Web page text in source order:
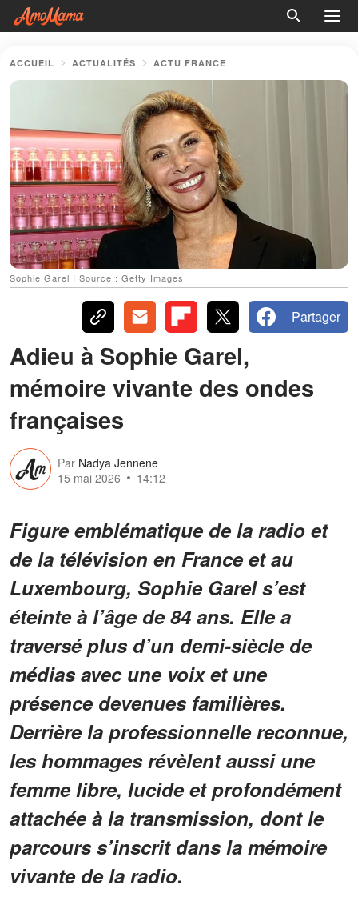
ACCUEIL ACTUALITÉS ACTU FRANCE
Sophie Garel I Source : Getty Images
Partager
Adieu à Sophie Garel,
mémoire vivante des ondes
françaises
Par Nadya Jennene
15 mai 2026
14:12
Figure emblématique de la radio et
de la télévision en France et au
Luxembourg, Sophie Garel s’est
éteinte à l’âge de 84 ans. Elle a
traversé plus d’un demi-siècle de
médias avec une voix et une
présence devenues familières.
Derrière la professionnelle reconnue,
les hommages révèlent aussi une
femme libre, lucide et profondément
attachée à la transmission, dont le
parcours s’inscrit dans la mémoire
vivante de la radio.